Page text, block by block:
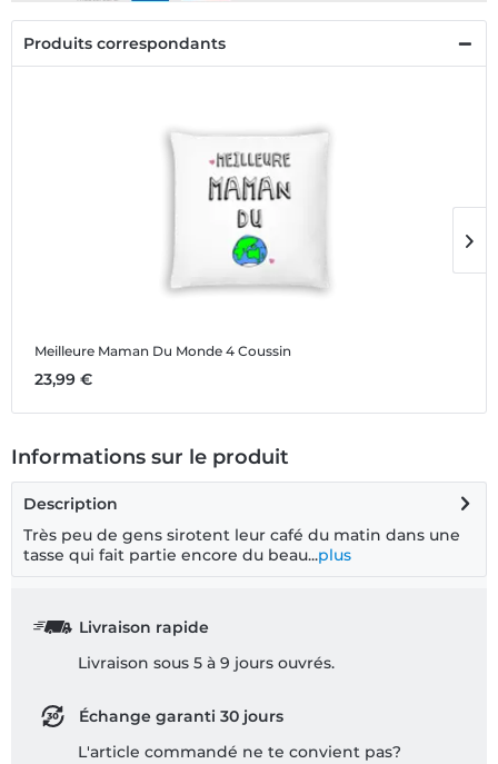
Produits correspondants
Meilleure Maman Du Monde 4 Coussin
23,99 €
Informations sur le produit
Description
Très peu de gens sirotent leur café du matin dans une
tasse qui fait partie encore du beau...plus
Livraison rapide
Livraison sous 5 à 9 jours ouvrés.
Échange garanti 30 jours
L'article commandé ne te convient pas?